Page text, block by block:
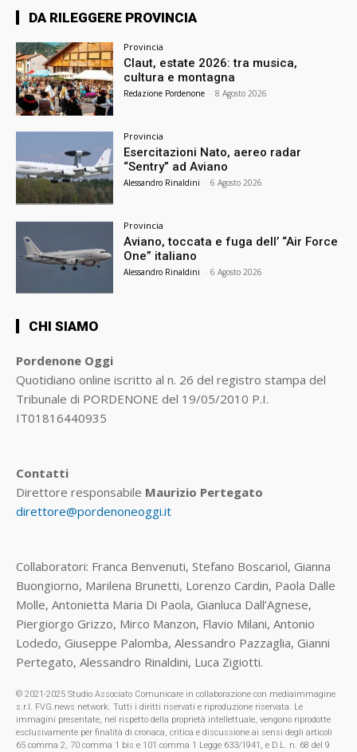
DA RILEGGERE PROVINCIA
Provincia
Claut, estate 2026: tra musica,
cultura e montagna
Redazione Pordenone - 8 Agosto 2026
Provincia
Esercitazioni Nato, aereo radar
“Sentry” ad Aviano
Alessandro Rinaldini - 6 Agosto 2026
Provincia
Aviano, toccata e fuga dell’ “Air Force
One” italiano
Alessandro Rinaldini - 6 Agosto 2026
CHI SIAMO
Pordenone Oggi
Quotidiano online iscritto al n. 26 del registro stampa del
Tribunale di PORDENONE del 19/05/2010 P.I.
IT01816440935
Contatti
Direttore responsabile Maurizio Pertegato
direttore@pordenoneoggi.it
Collaboratori: Franca Benvenuti, Stefano Boscariol, Gianna
Buongiorno, Marilena Brunetti, Lorenzo Cardin, Paola Dalle
Molle, Antonietta Maria Di Paola, Gianluca Dall’Agnese,
Piergiorgo Grizzo, Mirco Manzon, Flavio Milani, Antonio
Lodedo, Giuseppe Palomba, Alessandro Pazzaglia, Gianni
Pertegato, Alessandro Rinaldini, Luca Zigiotti.
© 2021-2025 Studio Associato Comunicare in collaborazione con mediaimmagine
s.r.l. FVG.news network. Tutti i diritti riservati e riproduzione riservata. Le
immagini presentate, nel rispetto della proprietà intellettuale, vengono riprodotte
esclusivamente per finalità di cronaca, critica e discussione ai sensi degli articoli
65 comma 2, 70 comma 1 bis e 101 comma 1 Legge 633/1941, e D.L. n. 68 del 9